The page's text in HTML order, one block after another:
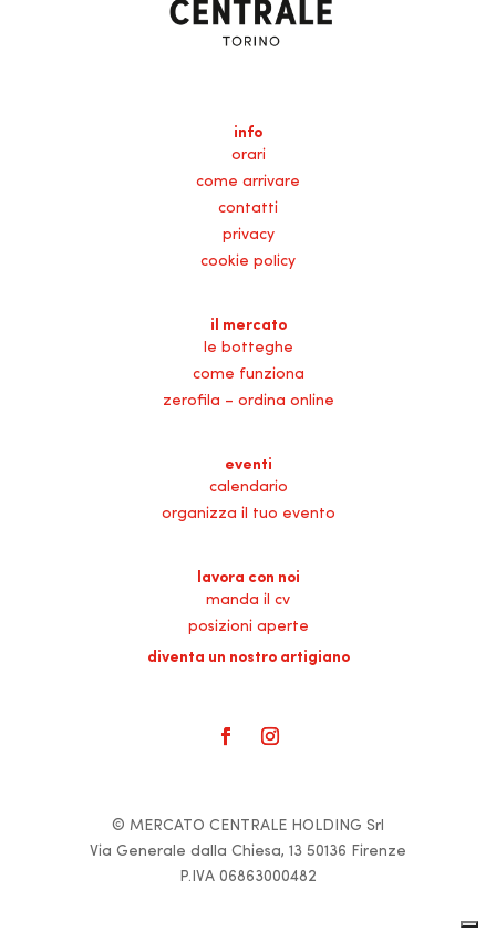
info
orari
come arrivare
contatti
privacy
cookie policy
il mercato
le botteghe
come funziona
zerofila – ordina online
eventi
calendario
organizza il tuo evento
lavora con noi
manda il cv
posizioni aperte
diventa un nostro artigiano
© MERCATO CENTRALE HOLDING Srl
Via Generale dalla Chiesa, 13 50136 Firenze
P.IVA 06863000482